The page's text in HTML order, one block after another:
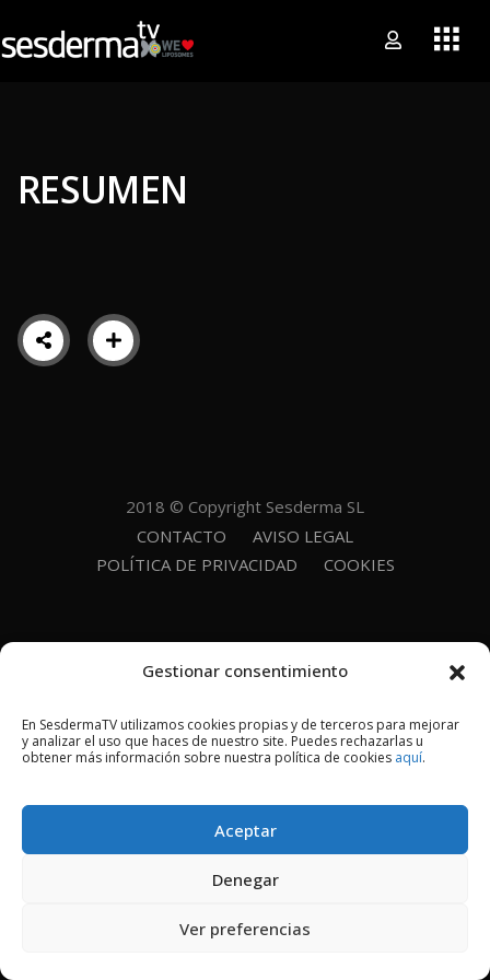
Gestionar consentimiento
En SesdermaTV utilizamos cookies propias y de terceros para mejorar
y analizar el uso que haces de nuestro site. Puedes rechazarlas u
obtener más información sobre nuestra política de cookies aquí.
Aceptar
Denegar
Ver preferencias
RESUMEN
2018 © Copyright Sesderma SL
CONTACTO
AVISO LEGAL
POLÍTICA DE PRIVACIDAD
COOKIES